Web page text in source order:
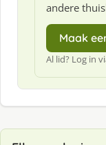
andere
Maak
Al lid? Log in